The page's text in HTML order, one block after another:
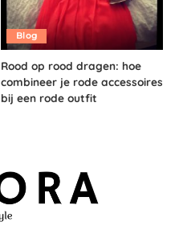
Blog
Rood op rood dragen: hoe
combineer je rode accessoires
bij een rode outfit